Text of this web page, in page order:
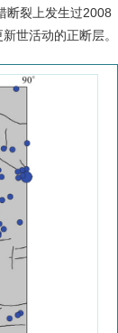
断裂上发生过2008
世活动的正断层。